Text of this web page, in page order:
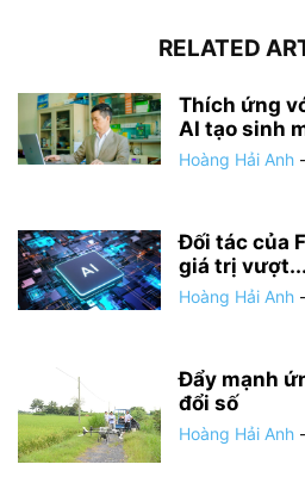
RELATED
Thích ứng
AI tạo sinh
Hoàng Hải Anh -
Đối tác của
giá trị vượt...
Hoàng Hải Anh -
Đẩy mạnh
đổi số
Hoàng Hải Anh -